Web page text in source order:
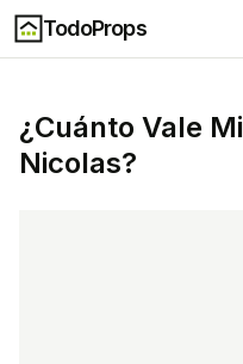
TodoProps
¿Cuánto Vale Mi
Nicolas?